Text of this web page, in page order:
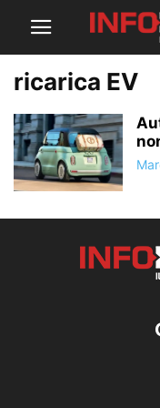
ricarica EV